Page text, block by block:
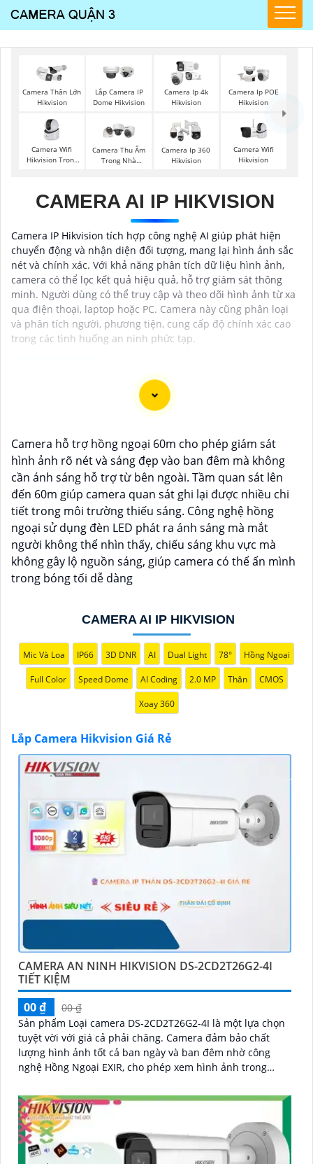
Camera Thân Lớn
Hikvision
Lắp Camera IP
Dome Hikvision
Camera Ip 4k
Hikvision
Camera Ip POE
Hikvision
Camera Wifi
Hikvision Trong
Camera Thu Âm
Trong Nhà
Camera Ip 360
Hikvision
Camera Wifi
Hikvision
CAMERA AI IP HIKVISION
Camera IP Hikvision tích hợp công nghệ AI giúp phát hiện
chuyển động và nhận diện đối tượng, mang lại hình ảnh sắc
nét và chính xác. Với khả năng phân tích dữ liệu hình ảnh,
camera có thể lọc kết quả hiệu quả, hỗ trợ giám sát thông
minh. Người dùng có thể truy cập và theo dõi hình ảnh từ xa
qua điện thoại, laptop hoặc PC. Camera này cũng phân loại
và phân tích người, phương tiện, cung cấp độ chính xác cao
trong các tình huống an ninh phức tạp.
Dĩ nhiên, dưới đây là một mẫu văn bản giới thiệu dành
nghiệp:
Chào quý khách hàng,
Chúng tôi xin trân trọng giới thiệu đến quý vị dịch vụ
lắp đặt camera Hikvision giá rẻ và chuyên nghiệp cho
dự án của quý vị.
Với kinh nghiệm lâu năm trong lĩnh vực lắp đặt
camera an ninh, đội ngũ kỹ thuật viên của chúng tôi
cam kết sẽ mang đến cho quý vị những giải pháp an
Camera của Hikvision được biết đến là một trong
những thương hiệu hàng đầu thế giới về giải pháp an
ninh video. Với các tính năng và công nghệ tiên tiến,
camera Hikvision không chỉchắc chắnchất lượng
hình ảnh sắc nét mà còn đem đến sự tin cậy và an
toàn cho dự án của quý vị.
Nếu quý vị quan tâm đến việc lắp đặt camera Hikvision
giá rẻ và chuyên nghiệp cho dự án của mình, chúng tôi
luôn sẵn lòng hỗ trợ và tư vấn cho quý vị.
Camera hỗ trợ hồng ngoại 60m cho phép giám sát
hình ảnh rõ nét và sáng đẹp vào ban đêm mà không
cần ánh sáng hỗ trợ từ bên ngoài. Tầm quan sát lên
đến 60m giúp camera quan sát ghi lại được nhiều chi
tiết trong môi trường thiếu sáng. Công nghệ hồng
ngoại sử dụng đèn LED phát ra ánh sáng mà mắt
người không thể nhìn thấy, chiếu sáng khu vực mà
không gây lộ nguồn sáng, giúp camera có thể ẩn mình
trong bóng tối dễ dàng
CAMERA AI IP HIKVISION
Mic Và Loa IP66 3D DNR AI Dual Light 78° Hồng Ngoại
Full Color Speed Dome AI Coding 2.0 MP Thân CMOS
Xoay 360
Lắp Camera Hikvision Giá Rẻ
CAMERA AN NINH HIKVISION DS-2CD2T26G2-4I
TIẾT KIỆM
00 ₫
00 ₫
Sản phẩm Loại camera DS-2CD2T26G2-4I là một lựa chọn
tuyệt vời với giá cả phải chăng. Camera đảm bảo chất
lượng hình ảnh tốt cả ban ngày và ban đêm nhờ công
nghệ Hồng Ngoại EXIR, cho phép xem hình ảnh trong